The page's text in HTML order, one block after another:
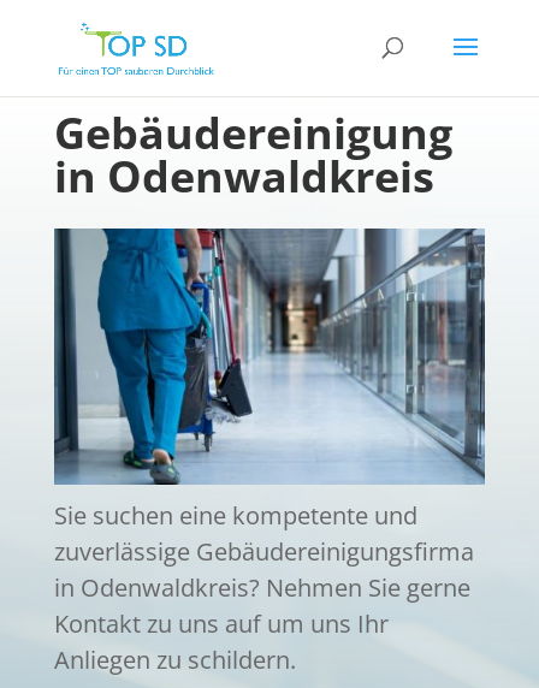
Gebäudereinigung
in Odenwaldkreis
Sie suchen eine kompetente und
zuverlässige Gebäudereinigungsfirma
in Odenwaldkreis? Nehmen Sie gerne
Kontakt zu uns auf um uns Ihr
Anliegen zu schildern.